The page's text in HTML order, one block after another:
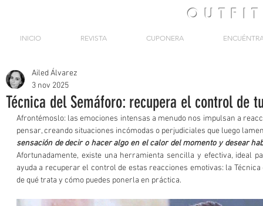
OUTFIT
INICIO REVISTA CUPONERA
Técnica del Semáforo: recupera el control de
Ailed Álvarez
3 nov 2025
Afrontémoslo: las emociones intensas a menudo nos impulsan a
pensar, creando situaciones incómodas o perjudiciales que luego
sensación de decir o hacer algo en el calor del momento y desear
Afortunadamente, existe una herramienta sencilla y efectiva, ideal
ayuda a recuperar el control de estas reacciones emotivas: la
de qué trata y cómo puedes ponerla en práctica.